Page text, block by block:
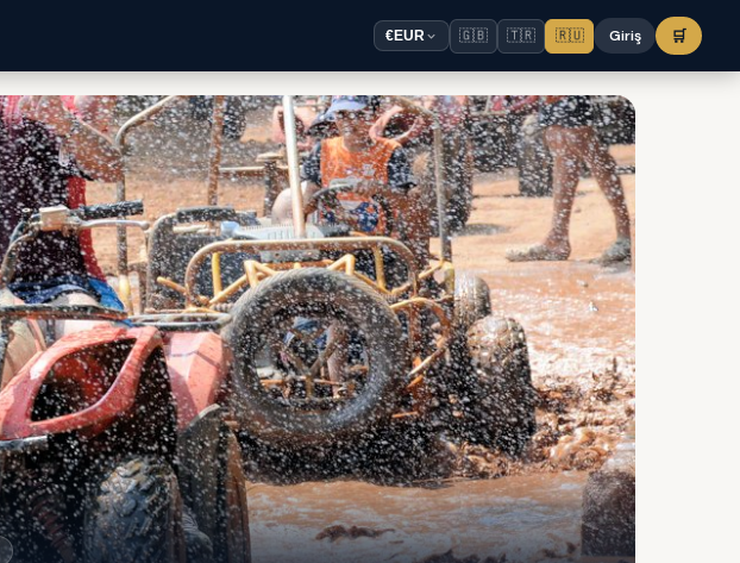
€EUR 🇬🇧 🇹🇷 🇷🇺 Giriş 🛒